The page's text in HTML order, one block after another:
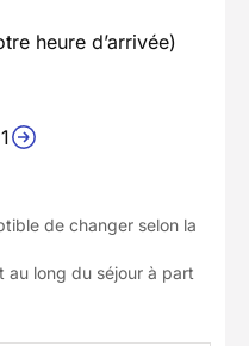
heure d’arrivée)
de changer selon la
au long du séjour à part